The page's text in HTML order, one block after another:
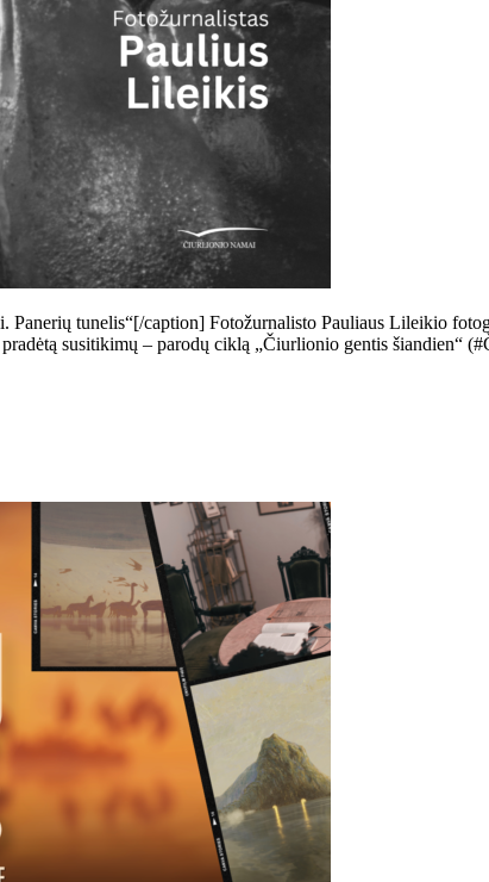
tunelis“[/caption] Fotožurnalisto Pauliaus Lileikio
susitikimų – parodų ciklą „Čiurlionio gentis šiandien“